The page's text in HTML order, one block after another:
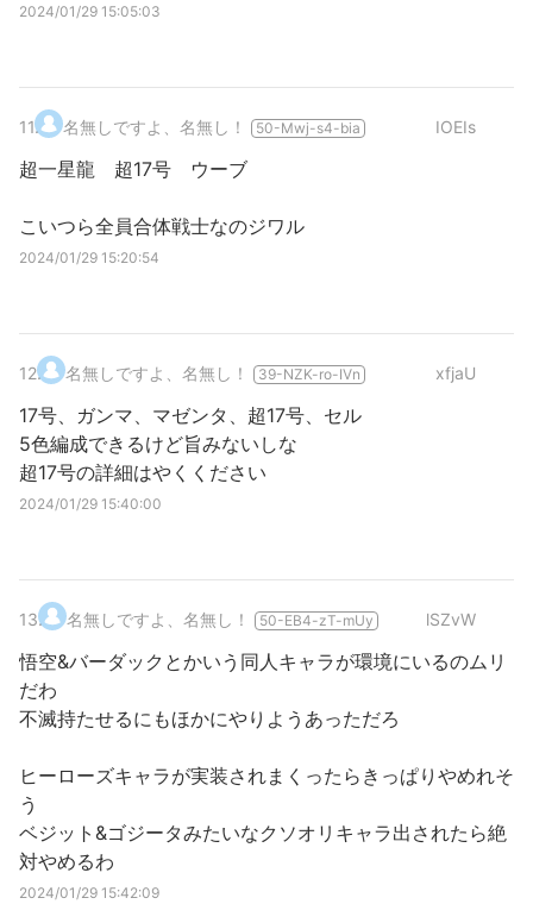
2024/01/29 15:05:03
11. 名無しですよ、名無し！ 50-Mwj-s4-bia IOEIs
超一星龍 超17号 ウーブ
こいつら全員合体戦士なのジワル
2024/01/29 15:20:54
12. 名無しですよ、名無し！ 39-NZK-ro-IVn xfjaU
17号、ガンマ、マゼンタ、超17号、セル
5色編成できるけど旨みないしな
超17号の詳細はやくください
2024/01/29 15:40:00
13. 名無しですよ、名無し！ 50-EB4-zT-mUy lSZvW
悟空&バーダックとかいう同人キャラが環境にいるのムリ
だわ
不滅持たせるにもほかにやりようあっただろ
ヒーローズキャラが実装されまくったらきっぱりやめれそ
う
ベジット&ゴジータみたいなクソオリキャラ出されたら絶
対やめるわ
2024/01/29 15:42:09